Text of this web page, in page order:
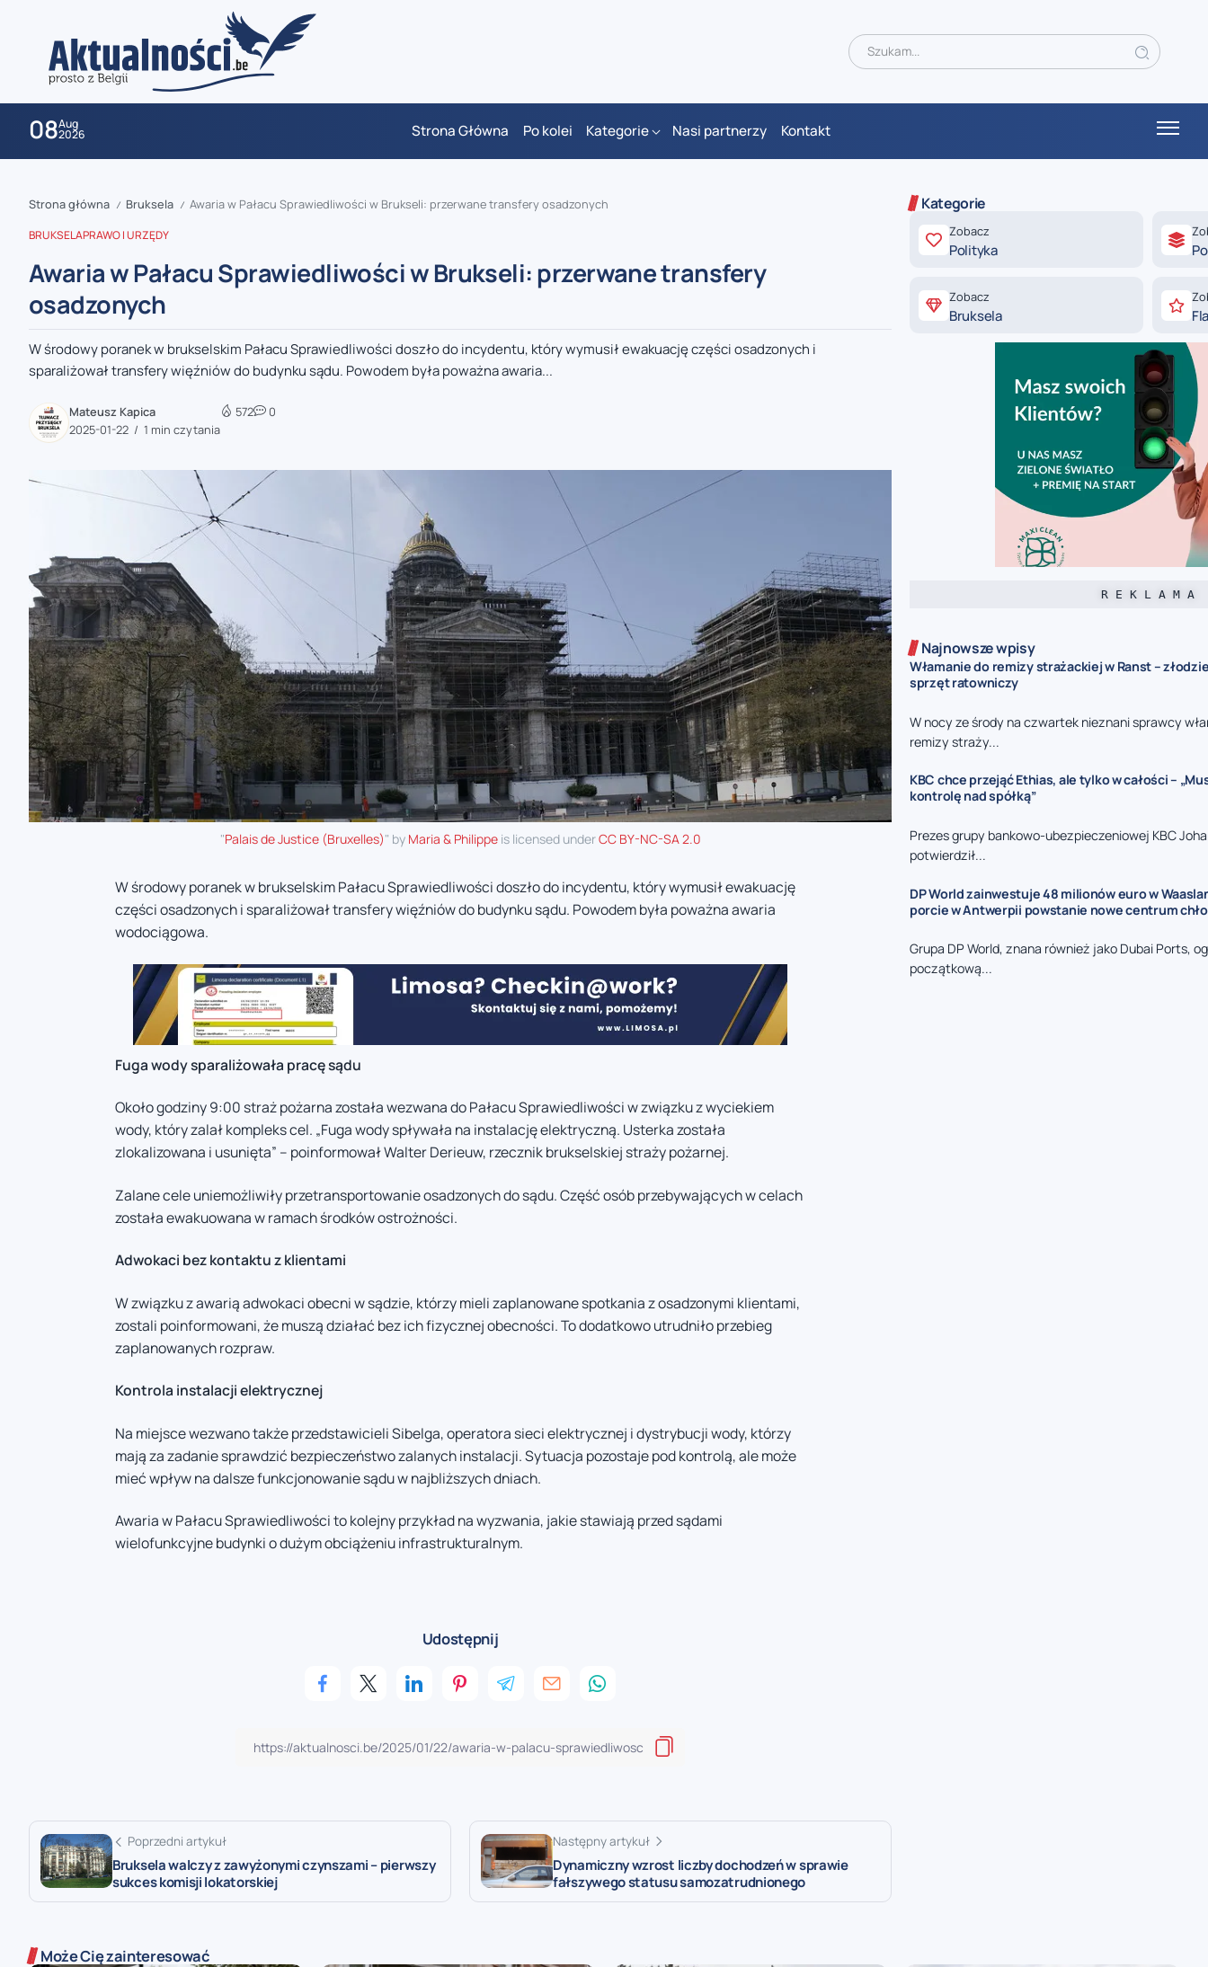
08Aug
2026 Strona Główna Po kolei Kategorie Nasi partnerzy Kontakt
zaobserwuj nas
zaobserwuj nas
zaobserwuj nas
Strona główna / Bruksela / Awaria w Pałacu Sprawiedliwości w Brukseli: przerwane transfery osadzonych
BRUKSELAPRAWO I URZĘDY
Awaria w Pałacu Sprawiedliwości w Brukseli: przerwane transfery
osadzonych
W środowy poranek w brukselskim Pałacu Sprawiedliwości doszło do incydentu, który wymusił ewakuację części osadzonych i
sparaliżował transfery więźniów do budynku sądu. Powodem była poważna awaria...
Mateusz Kapica
2025-01-22
1 min czytania
572 0
"Palais de Justice (Bruxelles)" by Maria & Philippeis licensed underCC BY-NC-SA 2.0
W środowy poranek w brukselskim Pałacu Sprawiedliwości doszło do incydentu, który wymusił ewakuację
części osadzonych i sparaliżował transfery więźniów do budynku sądu. Powodem była poważna awaria
wodociągowa.
Fuga wody sparaliżowała pracę sądu
Około godziny 9:00 straż pożarna została wezwana do Pałacu Sprawiedliwości w związku z wyciekiem
wody, który zalał kompleks cel. „Fuga wody spływała na instalację elektryczną. Usterka została
zlokalizowana i usunięta” – poinformował Walter Derieuw, rzecznik brukselskiej straży pożarnej.
Zalane cele uniemożliwiły przetransportowanie osadzonych do sądu. Część osób przebywających w celach
została ewakuowana w ramach środków ostrożności.
Adwokaci bez kontaktu z klientami
W związku z awarią adwokaci obecni w sądzie, którzy mieli zaplanowane spotkania z osadzonymi klientami,
zostali poinformowani, że muszą działać bez ich fizycznej obecności. To dodatkowo utrudniło przebieg
zaplanowanych rozpraw.
Kontrola instalacji elektrycznej
Na miejsce wezwano także przedstawicieli Sibelga, operatora sieci elektrycznej i dystrybucji wody, którzy
mają za zadanie sprawdzić bezpieczeństwo zalanych instalacji. Sytuacja pozostaje pod kontrolą, ale może
mieć wpływ na dalsze funkcjonowanie sądu w najbliższych dniach.
Awaria w Pałacu Sprawiedliwości to kolejny przykład na wyzwania, jakie stawiają przed sądami
wielofunkcyjne budynki o dużym obciążeniu infrastrukturalnym.
Udostępnij
Poprzedni artykuł
Bruksela walczy z zawyżonymi czynszami – pierwszy
sukces komisji lokatorskiej
Następny artykuł
Dynamiczny wzrost liczby dochodzeń w sprawie
fałszywego statusu samozatrudnionego
Kategorie
Zobacz
Polityka
Zobacz
Bruksela
R E K L A M A
Najnowsze wpisy
Włamanie do remizy strażackiej w Ranst –
sprzęt ratowniczy
W nocy ze środy na czwartek nieznani sprawcy
remizy straży...
KBC chce przejąć Ethias, ale tylko w całości –
kontrolę nad spółką”
Prezes grupy bankowo-ubezpieczeniowej KBC
potwierdził...
DP World zainwestuje 48 milionów euro w
porcie w Antwerpii powstanie nowe centrum
Grupa DP World, znana również jako Dubai Ports,
początkową...
Może Cię zainteresować